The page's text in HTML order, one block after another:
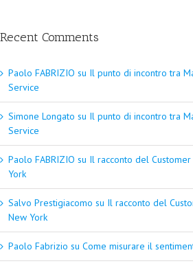
Recent Comments
Paolo FABRIZIO su Il punto di incontro tra
Service
Simone Longato su Il punto di incontro tra
Service
Paolo FABRIZIO su Il racconto del
York
Salvo Prestigiacomo su Il racconto del
New York
Paolo Fabrizio su Come misurare il